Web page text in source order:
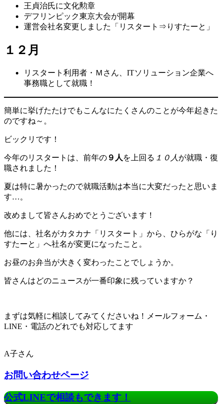
王貞治氏に文化勲章
デフリンピック東京大会が開幕
運営会社名変更しました「リスタート⇒りすたーと」
１２月
リスタート利用者・Ｍさん、ITソリューション企業へ
事務職として就職！
簡単に挙げたたけでもこんなにたくさんのことが今年起きた
のですね～。
ビックリです！
今年のリスタートは、前年の ９人 を上回る １０人 が就職・復
職されました！
夏は特に暑かったので就職活動は本当に大変だったと思いま
す…。
改めまして皆さんおめでとうございます！
他には、社名がカタカナ 「リスタート」 から、ひらがな 「り
すたーと」 へ社名が変更になったこと。
お昼のお弁当が大きく変わったことでしょうか。
皆さんはどのニュースが一番印象に残っていますか？
まずは気軽に相談してみてくださいね！メールフォーム・
LINE・電話のどれでも対応してます！
A子さん
お問い合わせページ
公式LINEで相談もできます！